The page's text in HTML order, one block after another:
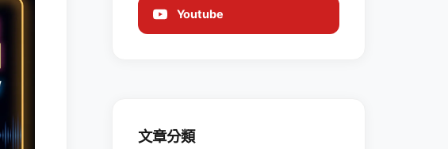
Youtube
文章分類